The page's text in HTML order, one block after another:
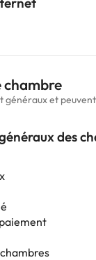
chambre
généraux et
des